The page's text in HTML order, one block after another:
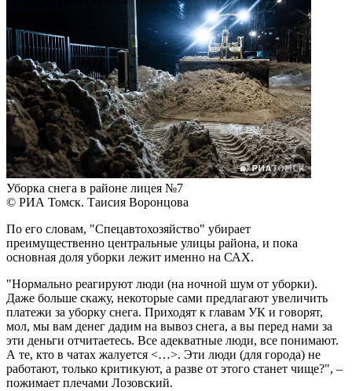
Уборка снега в районе лицея №7
© РИА Томск. Таисия Воронцова
По его словам, "Спецавтохозяйство" убирает
преимущественно центральные улицы района, и пока
основная доля уборки лежит именно на САХ.
"Нормально реагируют люди (на ночной шум от уборки).
Даже больше скажу, некоторые сами предлагают увеличить
платежи за уборку снега. Приходят к главам УК и говорят,
мол, мы вам денег дадим на вывоз снега, а вы перед нами за
эти деньги отчитаетесь. Все адекватные люди, все понимают.
А те, кто в чатах жалуется <…>. Эти люди (для города) не
работают, только критикуют, а разве от этого станет чище?", –
пожимает плечами Лозовский.